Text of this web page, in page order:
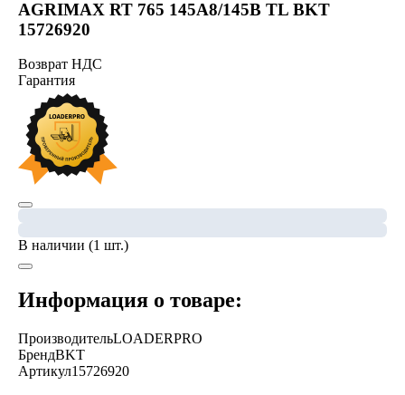
AGRIMAX RT 765 145A8/145B TL BKT
15726920
Возврат НДС
Гарантия
В наличии (1 шт.)
Информация о товаре:
ПроизводительLOADERPRO
БрендBKT
Артикул15726920